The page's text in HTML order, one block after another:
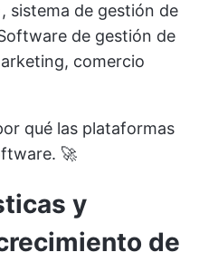
sistema de gestión de
de gestión de
comercio
qué las plataformas
🚀
y
de